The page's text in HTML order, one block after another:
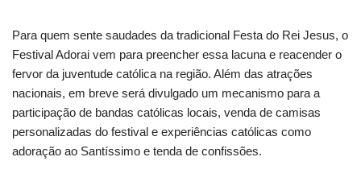
Para quem sente saudades da tradicional Festa do Rei Jesus, o
Festival Adorai vem para preencher essa lacuna e reacender o
fervor da juventude católica na região. Além das atrações
nacionais, em breve será divulgado um mecanismo para a
participação de bandas católicas locais, venda de camisas
personalizadas do festival e experiências católicas como
adoração ao Santíssimo e tenda de confissões.